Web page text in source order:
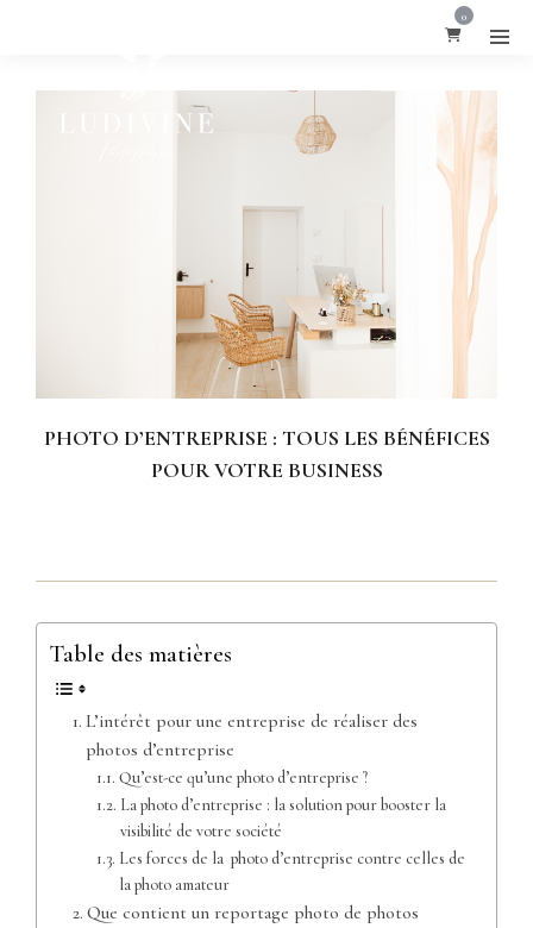
0
PHOTO D’ENTREPRISE : TOUS LES BÉNÉFICES
POUR VOTRE BUSINESS
Table des matières
L’intérêt pour une entreprise de réaliser des
photos d’entreprise
Qu’est-ce qu’une photo d’entreprise ?
La photo d’entreprise : la solution pour booster la
visibilité de votre société
Les forces de la photo d’entreprise contre celles de
la photo amateur
Que contient un reportage photo de photos